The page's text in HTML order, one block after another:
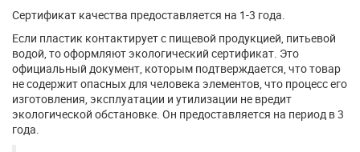
Сертификат качества предоставляется на 1-3 года.
Если пластик контактирует с пищевой продукцией, питьевой
водой, то оформляют экологический сертификат. Это
официальный документ, которым подтверждается, что товар
не содержит опасных для человека элементов, что процесс его
изготовления, эксплуатации и утилизации не вредит
экологической обстановке. Он предоставляется на период в 3
года.